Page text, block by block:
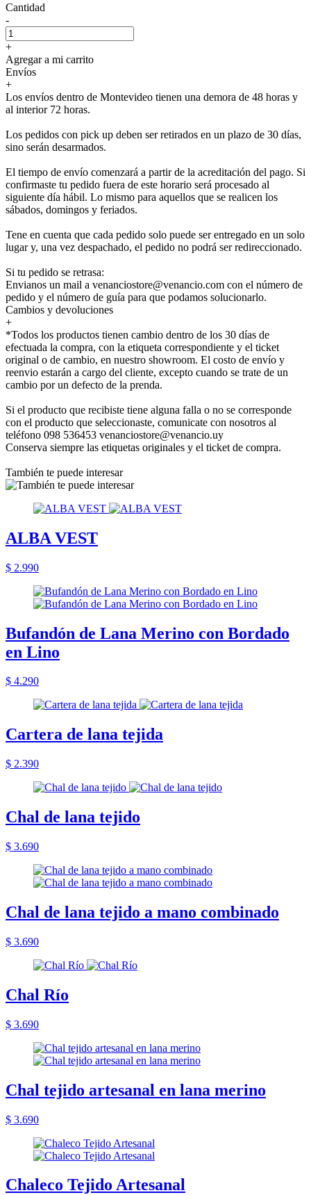
Cantidad
-
+
Agregar a mi carrito
Envíos
+
Los envíos dentro de Montevideo tienen una demora de 48 horas y
al interior 72 horas.
Los pedidos con pick up deben ser retirados en un plazo de 30 días,
sino serán desarmados.
El tiempo de envío comenzará a partir de la acreditación del pago. Si
confirmaste tu pedido fuera de este horario será procesado al
siguiente día hábil. Lo mismo para aquellos que se realicen los
sábados, domingos y feriados.
Tene en cuenta que cada pedido solo puede ser entregado en un solo
lugar y, una vez despachado, el pedido no podrá ser redireccionado.
Si tu pedido se retrasa:
Envianos un mail a venanciostore@venancio.com con el número de
pedido y el número de guía para que podamos solucionarlo.
Cambios y devoluciones
+
*Todos los productos tienen cambio dentro de los 30 días de
efectuada la compra, con la etiqueta correspondiente y el ticket
original o de cambio, en nuestro showroom. El costo de envío y
reenvio estarán a cargo del cliente, excepto cuando se trate de un
cambio por un defecto de la prenda.
Si el producto que recibiste tiene alguna falla o no se corresponde
con el producto que seleccionaste, comunicate con nosotros al
teléfono 098 536453 venanciostore@venancio.uy
Conserva siempre las etiquetas originales y el ticket de compra.
También te puede interesar
ALBA VEST
$ 2.990
Bufandón de Lana Merino con Bordado
en Lino
$ 4.290
Cartera de lana tejida
$ 2.390
Chal de lana tejido
$ 3.690
Chal de lana tejido a mano combinado
$ 3.690
Chal Río
$ 3.690
Chal tejido artesanal en lana merino
$ 3.690
Chaleco Tejido Artesanal